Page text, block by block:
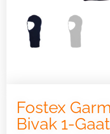
Fostex
Bivak 1-